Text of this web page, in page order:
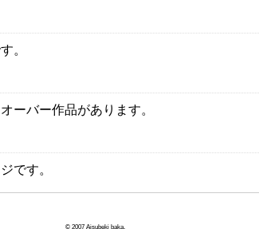
。
ーバー作品があります。
です。
© 2007Aisubeki baka.